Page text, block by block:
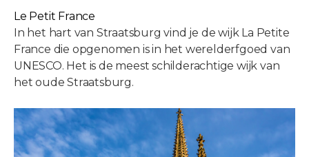
Le Petit France
In het hart van Straatsburg vind je de wijk La Petite
France die opgenomen is in het werelderfgoed van
UNESCO. Het is de meest schilderachtige wijk van
het oude Straatsburg.